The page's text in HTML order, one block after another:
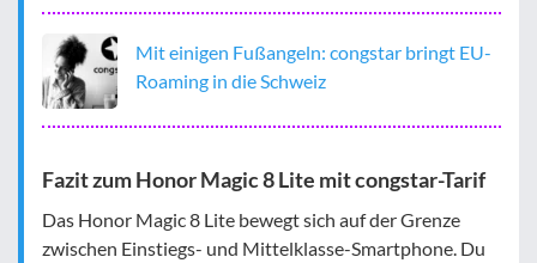
Mit einigen Fußangeln: congstar bringt EU-
Roaming in die Schweiz
Fazit zum Honor Magic 8 Lite mit congstar-Tarif
Das Honor Magic 8 Lite bewegt sich auf der Grenze
zwischen Einstiegs- und Mittelklasse-Smartphone. Du